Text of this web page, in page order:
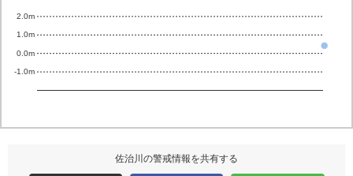
-1.0m
0.0m
1.0m
2.0m
佐治川の警戒情報を共有する